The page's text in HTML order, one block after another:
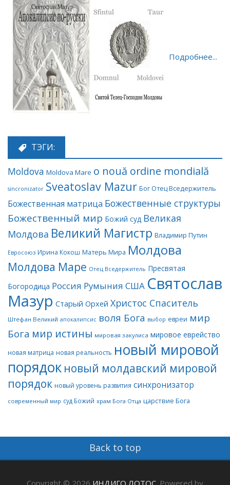
Подробнее...
ТЭГИ:
Moldova Moldova Mare o nouă ordine mondială
sincronizator Sveatoslav Mazur Бог Отец Вседержитель
Божественная матрица Божественные структуры
Божественный мир Божий суд Великая
Молдова Великий Магистр Владимир Путин
Евросоюз Ирина Кокош Матерь Мира Молдова
Молдова Маре Отец Вседержитель Пресвятая
Богородица Россия Румыния США Святослав
Мазур Старый Орхей Христос Спаситель
Штефан Великий апокалипсис воля Бога выбор евреи мир
Бога мир истины мировая закулиса мировое еврейство
новая матрица новая реальность новый мировой
порядок новый молдавский мировой
порядок новый уровень развития синхронизатор
современный мир суд Божий храм Бога Отца царствие Бога
Back to top